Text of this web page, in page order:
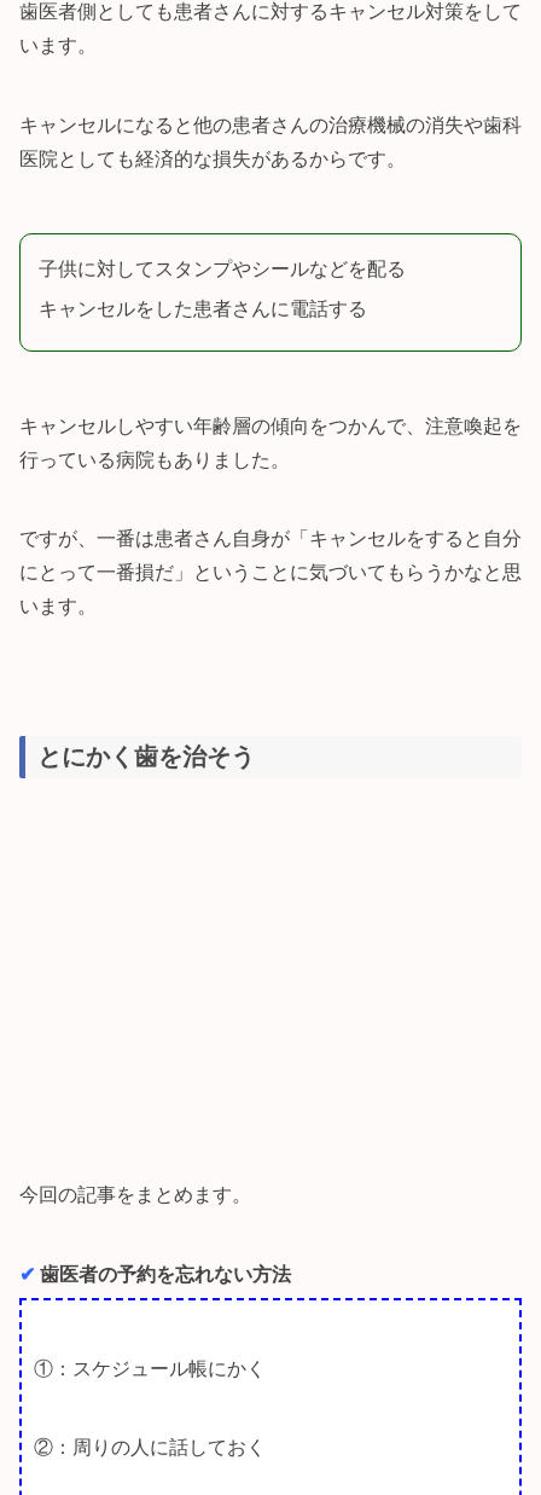
歯医者側としても患者さんに対するキャンセル対策をして
います。
キャンセルになると他の患者さんの治療機械の消失や歯科
医院としても経済的な損失があるからです。
子供に対してスタンプやシールなどを配る
キャンセルをした患者さんに電話する
キャンセルしやすい年齢層の傾向をつかんで、注意喚起を
行っている病院もありました。
ですが、一番は患者さん自身が「キャンセルをすると自分
にとって一番損だ」ということに気づいてもらうかなと思
います。
とにかく歯を治そう
今回の記事をまとめます。
✔︎ 歯医者の予約を忘れない方法
①：スケジュール帳にかく
②：周りの人に話しておく